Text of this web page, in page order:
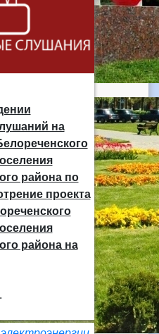
на
района по
проекта
района на